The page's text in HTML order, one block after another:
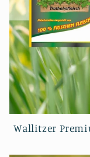
Wallitzer